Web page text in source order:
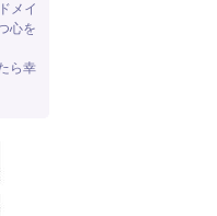
メイ
心を
ら幸